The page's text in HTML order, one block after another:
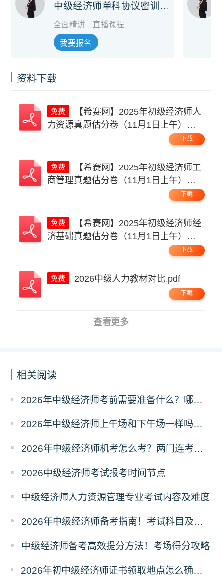
中级经济师单科协议密训旗
舰班
全面精讲 直播课程
我要报名
资料下载
力资源真题估分卷（11月1日上午）无
下载
商管理真题估分卷（11月1日上午）无
下载
济基础真题估分卷（11月1日上午）无
下载
2026中级人力教材对比.pdf
下载
查看更多
相关阅读
2026年中级经济师考前需要准备什么？哪些物品不能带？
2026年中级经济师上午场和下午场一样吗？考题有区别吗？
2026年中级经济师机考怎么考？两门连考怎么安排？
2026中级经济师考试报考时间节点
中级经济师人力资源管理专业考试内容及难度
2026年中级经济师备考指南！考试科目及取证条件
中级经济师备考高效提分方法！考场得分攻略
2026年初中级经济师证书领取地点怎么确定？属地规则